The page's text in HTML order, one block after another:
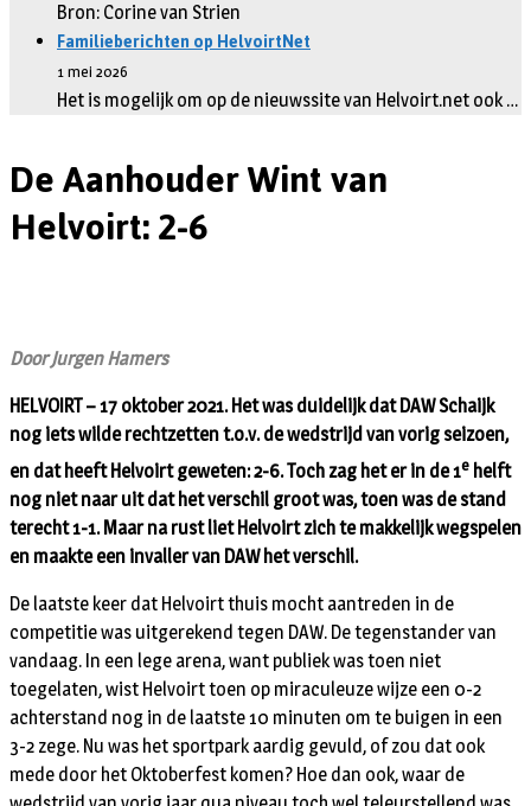
Bron: Corine van Strien
Familieberichten op HelvoirtNet
1 mei 2026
Het is mogelijk om op de nieuwssite van Helvoirt.net ook …
De Aanhouder Wint van
Helvoirt: 2-6
Door Jurgen Hamers
HELVOIRT – 17 oktober 2021. Het was duidelijk dat DAW Schaijk
nog iets wilde rechtzetten t.o.v. de wedstrijd van vorig seizoen,
en dat heeft Helvoirt geweten: 2-6. Toch zag het er in de 1e helft
nog niet naar uit dat het verschil groot was, toen was de stand
terecht 1-1. Maar na rust liet Helvoirt zich te makkelijk wegspelen
en maakte een invaller van DAW het verschil.
De laatste keer dat Helvoirt thuis mocht aantreden in de
competitie was uitgerekend tegen DAW. De tegenstander van
vandaag. In een lege arena, want publiek was toen niet
toegelaten, wist Helvoirt toen op miraculeuze wijze een 0-2
achterstand nog in de laatste 10 minuten om te buigen in een
3-2 zege. Nu was het sportpark aardig gevuld, of zou dat ook
mede door het Oktoberfest komen? Hoe dan ook, waar de